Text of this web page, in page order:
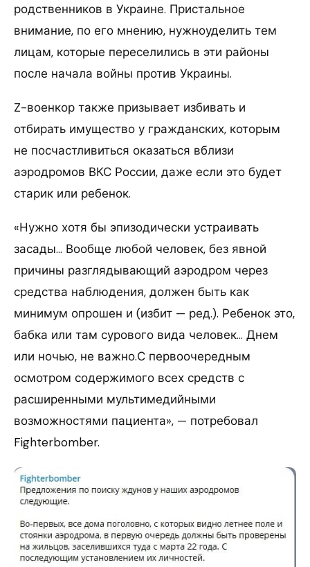
родственников в Украине. Пристальное
внимание, по его мнению, нужноуделить тем
лицам, которые переселились в эти районы
после начала войны против Украины.
Z-военкор также призывает избивать и
отбирать имущество у гражданских, которым
не посчастливиться оказаться вблизи
аэродромов ВКС России, даже если это будет
старик или ребенок.
«Нужно хотя бы эпизодически устраивать
засады… Вообще любой человек, без явной
причины разглядывающий аэродром через
средства наблюдения, должен быть как
минимум опрошен и (избит — ред.). Ребенок это,
бабка или там сурового вида человек… Днем
или ночью, не важно.С первоочередным
осмотром содержимого всех средств с
расширенными мультимедийными
возможностями пациента», — потребовал
Fighterbomber.